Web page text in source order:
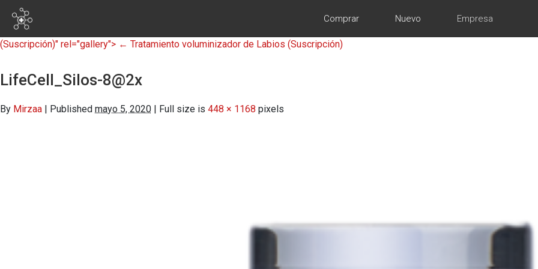
skip to main content
Comprar Nuevo Empresa
(Suscripción)" rel="gallery"> ← Tratamiento voluminizador de Labios (Suscripción)
LifeCell_Silos-8@2x
By Mirzaa | Published mayo 5, 2020 | Full size is 448 × 1168 pixels